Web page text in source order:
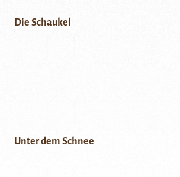
Die Schaukel
Unter dem Schnee